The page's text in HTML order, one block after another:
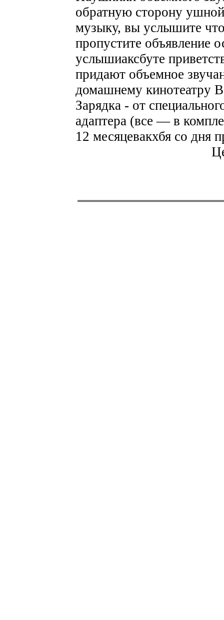
обратную сторону
музыку, вы услышите
пропустите объявление
услышиаксбуте
придают объемное
домашнему кинотеатру
Зарядка - от
адаптера (все — в
12 месяцевакхбя со дня